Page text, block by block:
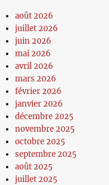
août 2026
juillet 2026
juin 2026
mai 2026
avril 2026
mars 2026
février 2026
janvier 2026
décembre 2025
novembre 2025
octobre 2025
septembre 2025
août 2025
juillet 2025